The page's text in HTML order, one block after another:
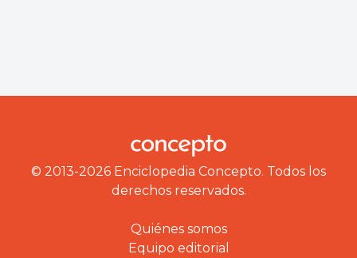
© 2013-2026 Enciclopedia Concepto. Todos los
derechos reservados.
Quiénes somos
Equipo editorial